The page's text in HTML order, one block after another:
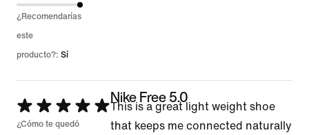
¿Recomendarías
este
producto?: Sí
Se
calificó
¿Cómo te quedó
Nike Free 5.0
This is a great light weight shoe
that keeps me connected naturally